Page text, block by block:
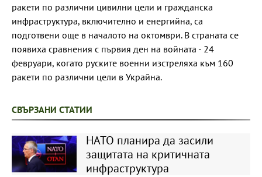
ракети по различни цивилни цели и гражданска
инфраструктура, включително и енергийна, са
подготвени още в началото на октомври. В страната се
появиха сравнения с първия ден на войната - 24
февруари, когато руските военни изстреляха към 160
ракети по различни цели в Украйна.
СВЪРЗАНИ СТАТИИ
НАТО планира да засили
защитата на критичната
инфраструктура